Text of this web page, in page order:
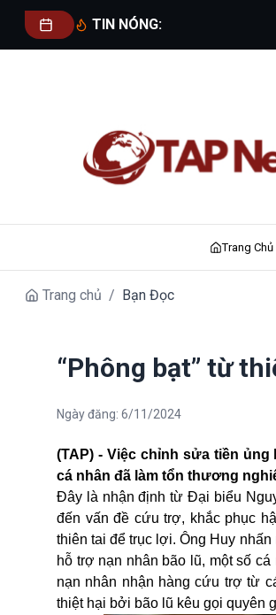
TIN NÓNG:
Trang Chủ
Trang chủ / Bạn Đọc
“Phông bạt” từ
Ngày đăng: 6/11/2024
(TAP) - Việc chỉnh sửa tiền ủng
cá nhân đã làm tổn thương
Đây là nhận định từ Đại biểu
đến vấn đề cứu trợ, khắc phục
thiên tai để trục lợi. Ông Huy
hỗ trợ nạn nhân bão lũ, một số
nạn nhân nhận hàng cứu trợ từ
thiệt hại bởi bão lũ kêu gọi quyên